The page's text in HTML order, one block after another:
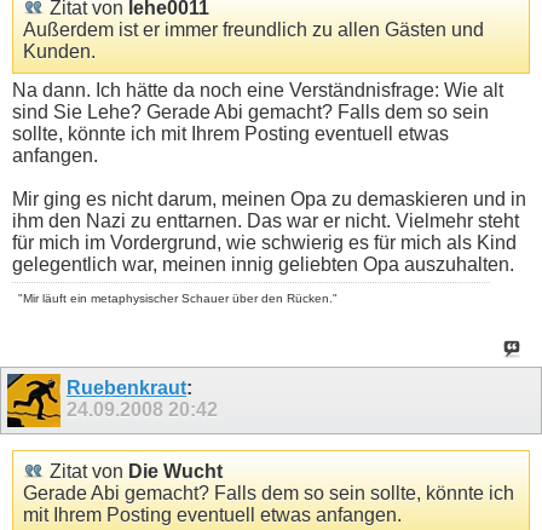
Zitat von lehe0011
Außerdem ist er immer freundlich zu allen Gästen und
Kunden.
Na dann. Ich hätte da noch eine Verständnisfrage: Wie alt
sind Sie Lehe? Gerade Abi gemacht? Falls dem so sein
sollte, könnte ich mit Ihrem Posting eventuell etwas
anfangen.
Mir ging es nicht darum, meinen Opa zu demaskieren und in
ihm den Nazi zu enttarnen. Das war er nicht. Vielmehr steht
für mich im Vordergrund, wie schwierig es für mich als Kind
gelegentlich war, meinen innig geliebten Opa auszuhalten.
"Mir läuft ein metaphysischer Schauer über den Rücken."
Ruebenkraut:
24.09.2008 20:42
Zitat von Die Wucht
Gerade Abi gemacht? Falls dem so sein sollte, könnte ich
mit Ihrem Posting eventuell etwas anfangen.